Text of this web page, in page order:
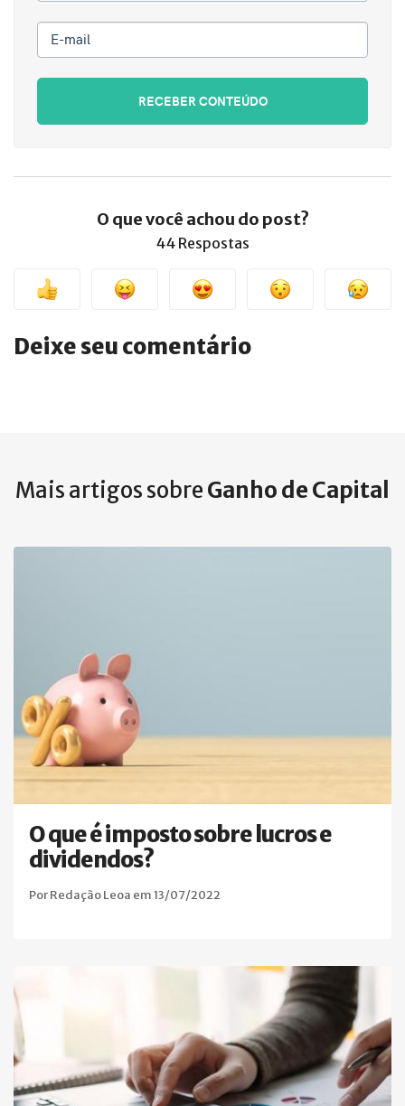
E-mail
RECEBER CONTEÚDO
O que você achou do post?
44 Respostas
Deixe seu comentário
Mais artigos sobreGanho de Capital
O que é imposto sobre lucros e
dividendos?
Por Redação Leoa em 13/07/2022